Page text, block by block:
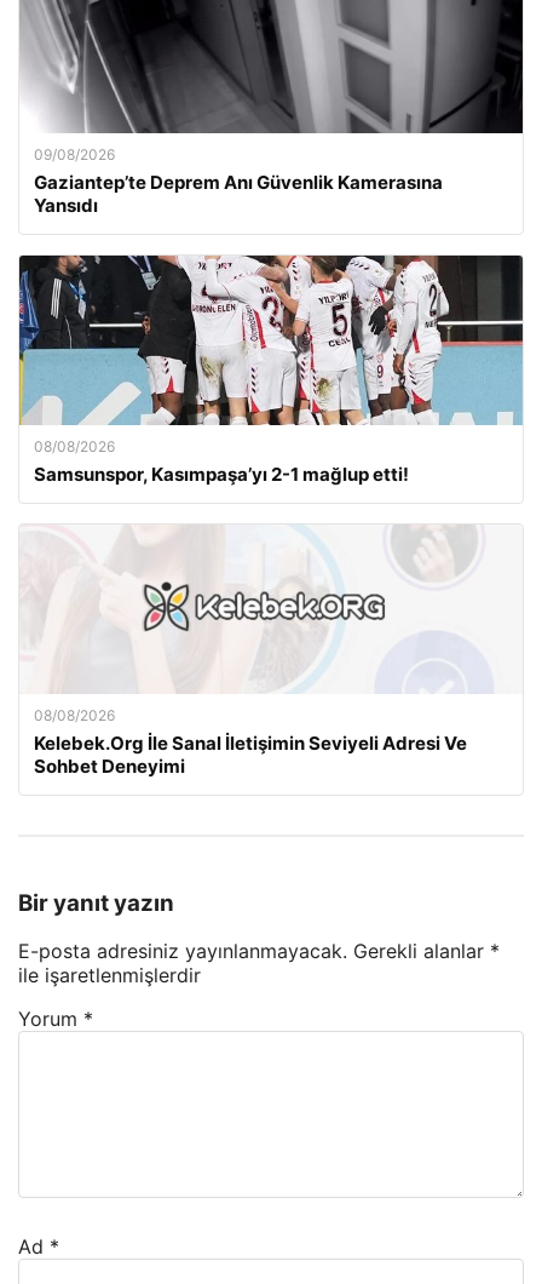
09/08/2026
Gaziantep’te Deprem Anı Güvenlik Kamerasına
Yansıdı
08/08/2026
Samsunspor, Kasımpaşa’yı 2-1 mağlup etti!
08/08/2026
Kelebek.Org İle Sanal İletişimin Seviyeli Adresi Ve
Sohbet Deneyimi
Bir yanıt yazın
E-posta adresiniz yayınlanmayacak. Gerekli alanlar *
ile işaretlenmişlerdir
Yorum *
Ad *